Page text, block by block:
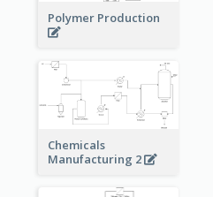
Polymer Production
Chemicals
Manufacturing 2